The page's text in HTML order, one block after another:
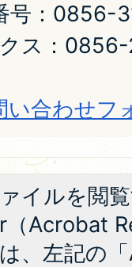
号：0856-
ス：
い合わせフ
イルを閲
（Acrobat
、左記の